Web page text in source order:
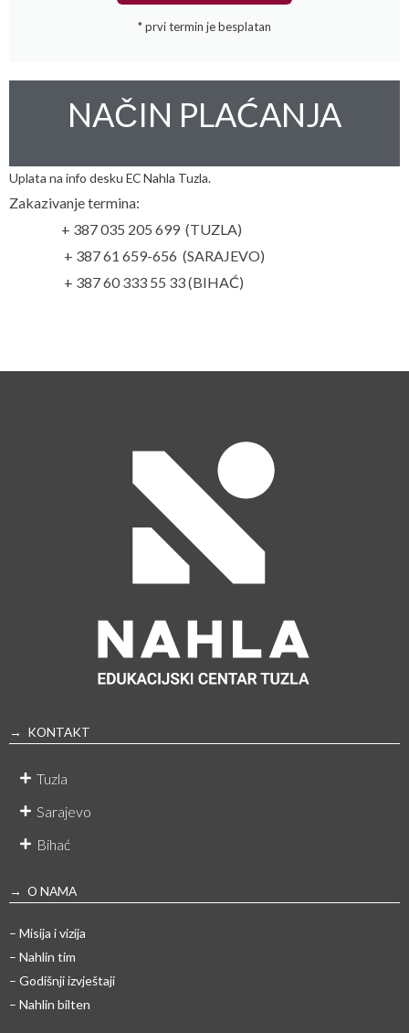
* prvi termin je besplatan
NAČIN PLAĆANJA
Uplata na info desku EC Nahla Tuzla.
Zakazivanje termina:
+ 387 035 205 699 (TUZLA)
+ 387 61 659-656 (SARAJEVO)
+ 387 60 333 55 33 (BIHAĆ)
→ KONTAKT
Tuzla
Sarajevo
Bihać
→ O NAMA
– Misija i vizija
– Nahlin tim
– Godišnji izvještaji
– Nahlin bilten